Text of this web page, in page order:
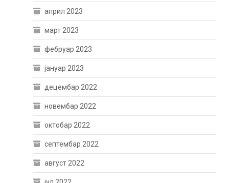
април 2023
март 2023
фебруар 2023
јануар 2023
децембар 2022
новембар 2022
октобар 2022
септембар 2022
август 2022